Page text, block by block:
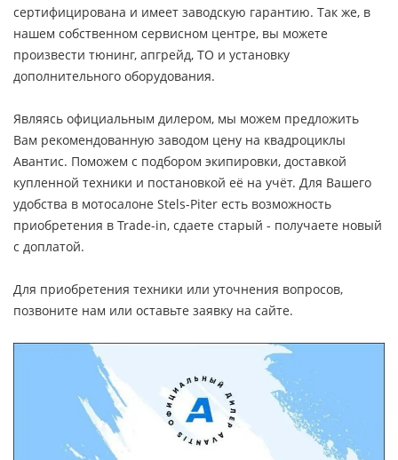
сертифицирована и имеет заводскую гарантию. Так же, в
нашем собственном сервисном центре, вы можете
произвести тюнинг, апгрейд, ТО и установку
дополнительного оборудования.
Являясь официальным дилером, мы можем предложить
Вам рекомендованную заводом цену на квадроциклы
Авантис. Поможем с подбором экипировки, доставкой
купленной техники и постановкой её на учёт. Для Вашего
удобства в мотосалоне Stels-Piter есть возможность
приобретения в Trade-in, сдаете старый - получаете новый
с доплатой.
Для приобретения техники или уточнения вопросов,
позвоните нам или оставьте заявку на сайте.